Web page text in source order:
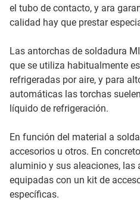
el tubo de contacto, y ara
calidad hay que prestar
Las antorchas de soldadura
que se utiliza habitualmente
refrigeradas por aire, y para
automáticas las torchas
líquido de refrigeración.
En función del material a
accesorios u otros. En
aluminio y sus aleaciones, las
equipadas con un kit de
específicas.